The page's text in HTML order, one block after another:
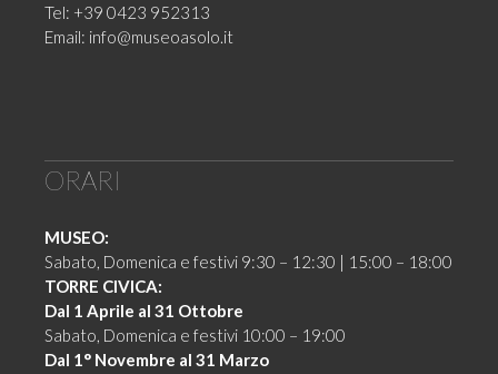
Tel: +39 0423 952313
Email: info@museoasolo.it
ORARI
MUSEO:
Sabato, Domenica e festivi 9:30 – 12:30 | 15:00 – 18:00
TORRE CIVICA:
Dal 1 Aprile al 31 Ottobre
Sabato, Domenica e festivi 10:00 – 19:00
Dal 1° Novembre al 31 Marzo